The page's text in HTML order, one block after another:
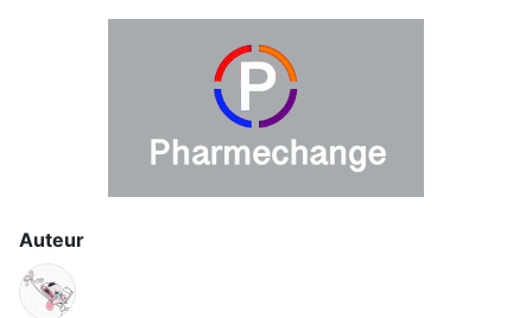
Auteur